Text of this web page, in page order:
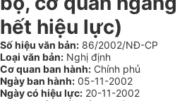
hết hiệu lực)
Số hiệu văn bản: 86/2002/NĐ-CP
Loại văn bản: Nghị định
Cơ quan ban hành: Chính phủ
Ngày ban hành: 05-11-2002
Ngày có hiệu lực: 20-11-2002